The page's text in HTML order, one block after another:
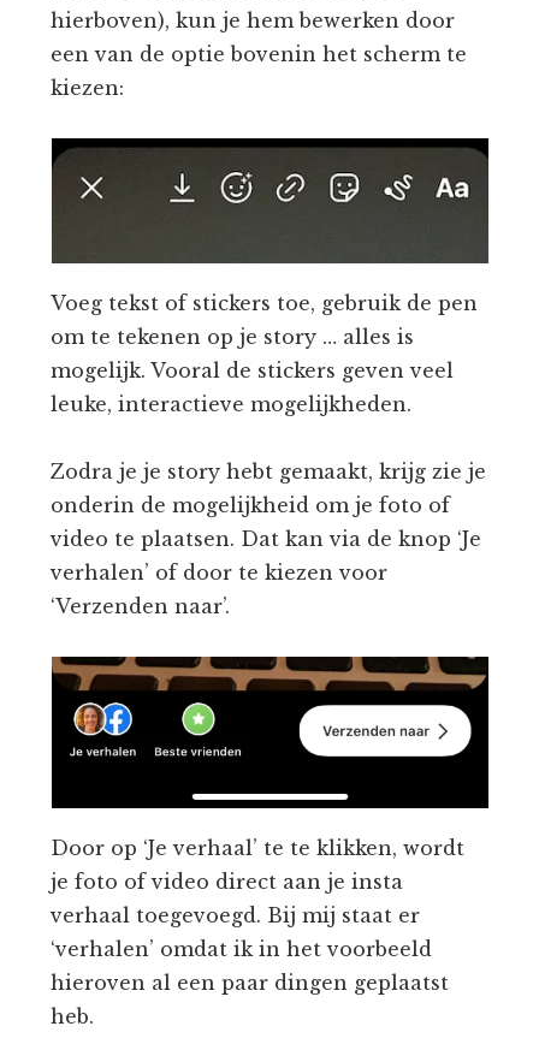
hierboven), kun je hem bewerken door
een van de optie bovenin het scherm te
kiezen:
Voeg tekst of stickers toe, gebruik de pen
om te tekenen op je story … alles is
mogelijk. Vooral de stickers geven veel
leuke, interactieve mogelijkheden.
Zodra je je story hebt gemaakt, krijg zie je
onderin de mogelijkheid om je foto of
video te plaatsen. Dat kan via de knop ‘Je
verhalen’ of door te kiezen voor
‘Verzenden naar’.
Door op ‘Je verhaal’ te te klikken, wordt
je foto of video direct aan je insta
verhaal toegevoegd. Bij mij staat er
‘verhalen’ omdat ik in het voorbeeld
hieroven al een paar dingen geplaatst
heb.